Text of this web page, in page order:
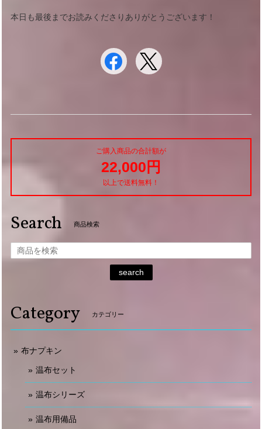
本日も最後までお読みくださりありがとうございます！
ご購入商品の合計額が
22,000円
以上で送料無料！
Search 商品検索
search
Category カテゴリー
布ナプキン
温布セット
温布シリーズ
温布用備品